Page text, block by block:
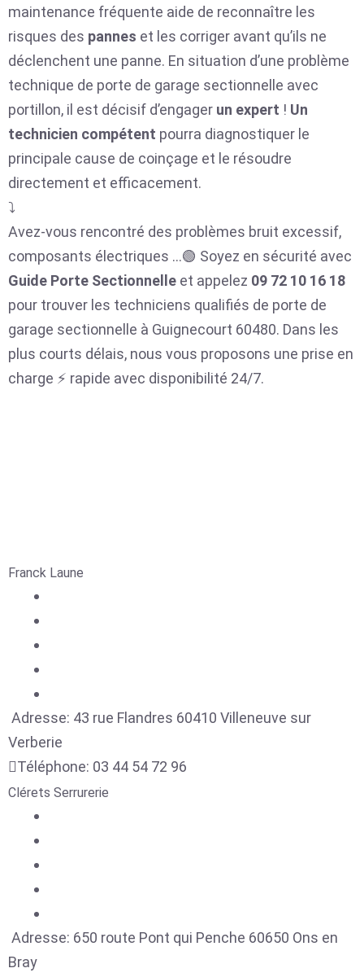
maintenance fréquente aide de reconnaître les
risques des pannes et les corriger avant qu’ils ne
déclenchent une panne. En situation d’une problème
technique de porte de garage sectionnelle avec
portillon, il est décisif d’engager un expert ! Un
technicien compétent pourra diagnostiquer le
principale cause de coinçage et le résoudre
directement et efficacement.
⤵️
Avez-vous rencontré des problèmes bruit excessif,
composants électriques …🟢 Soyez en sécurité avec
Guide Porte Sectionnelle et appelez 09 72 10 16 18
pour trouver les techniciens qualifiés de porte de
garage sectionnelle à Guignecourt 60480. Dans les
plus courts délais, nous vous proposons une prise en
charge ⚡ rapide avec disponibilité 24/7.
Franck Laune
Adresse: 43 rue Flandres 60410 Villeneuve sur
Verberie
Téléphone: 03 44 54 72 96
Clérets Serrurerie
Adresse: 650 route Pont qui Penche 60650 Ons en
Bray